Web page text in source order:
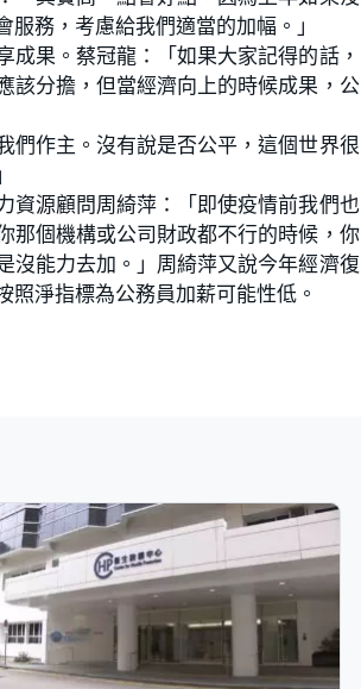
務，考慮給我們適當的加幅。」
果。蔡冠龍：「如果大家記得的話，
該分擔，但當經濟向上的時候成果，公
們作主。沒有說是否公平，這個世界很
資源顧問周綺萍：「即使疫情前我們也
那個機構或公司財政都不行的時候，你
沒能力去加。」周綺萍又說今年經濟復
淨指標為公務員加薪可能性低。